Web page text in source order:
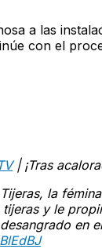
a las
con el
| ¡Tras
la
y le
en